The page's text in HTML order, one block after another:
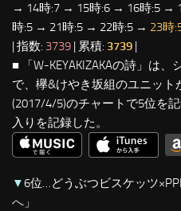
→ 14時:7 → 15時:6 → 16時:5 →
時:5 → 21時:5 → 22時:5 → 23時
| 指数: 3739 | 累積: 3739 |
■ 「W-KEYAKIZAKAの詩」は
で、欅&けやき坂組のユニット
(2017/4/5)のチャートで5位を
入りを記録した。
▼6位…どうぶつビスケッツ
へ 」